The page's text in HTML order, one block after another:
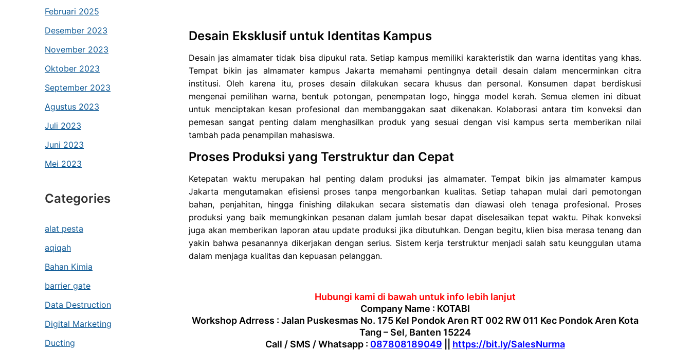
Februari 2025
Desember 2023
November 2023
Oktober 2023
September 2023
Agustus 2023
Juli 2023
Juni 2023
Mei 2023
Categories
alat pesta
aqiqah
Bahan Kimia
barrier gate
Data Destruction
Digital Marketing
Ducting
Desain Eksklusif untuk Identitas Kampus
Desain jas almamater tidak bisa dipukul rata. Setiap kampus memiliki karakteristik dan warna identitas yang khas.
Tempat bikin jas almamater kampus Jakarta memahami pentingnya detail desain dalam mencerminkan citra
institusi. Oleh karena itu, proses desain dilakukan secara khusus dan personal. Konsumen dapat berdiskusi
mengenai pemilihan warna, bentuk potongan, penempatan logo, hingga model kerah. Semua elemen ini dibuat
untuk menciptakan kesan profesional dan membanggakan saat dikenakan. Kolaborasi antara tim konveksi dan
pemesan sangat penting dalam menghasilkan produk yang sesuai dengan visi kampus serta memberikan nilai
tambah pada penampilan mahasiswa.
Proses Produksi yang Terstruktur dan Cepat
Ketepatan waktu merupakan hal penting dalam produksi jas almamater. Tempat bikin jas almamater kampus
Jakarta mengutamakan efisiensi proses tanpa mengorbankan kualitas. Setiap tahapan mulai dari pemotongan
bahan, penjahitan, hingga finishing dilakukan secara sistematis dan diawasi oleh tenaga profesional. Proses
produksi yang baik memungkinkan pesanan dalam jumlah besar dapat diselesaikan tepat waktu. Pihak konveksi
juga akan memberikan laporan atau update produksi jika dibutuhkan. Dengan begitu, klien bisa merasa tenang dan
yakin bahwa pesanannya dikerjakan dengan serius. Sistem kerja terstruktur menjadi salah satu keunggulan utama
dalam menjaga kualitas dan kepuasan pelanggan.
Hubungi kami di bawah untuk info lebih lanjut
Company Name : KOTABI
Workshop Adrress : Jalan Puskesmas No. 175 Kel Pondok Aren RT 002 RW 011 Kec Pondok Aren Kota
Tang – Sel, Banten 15224
Call / SMS / Whatsapp : 087808189049
https://bit.ly/SalesNurma